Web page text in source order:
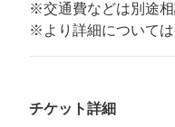
※交通費などは別途相
※より詳細については
チケット詳細